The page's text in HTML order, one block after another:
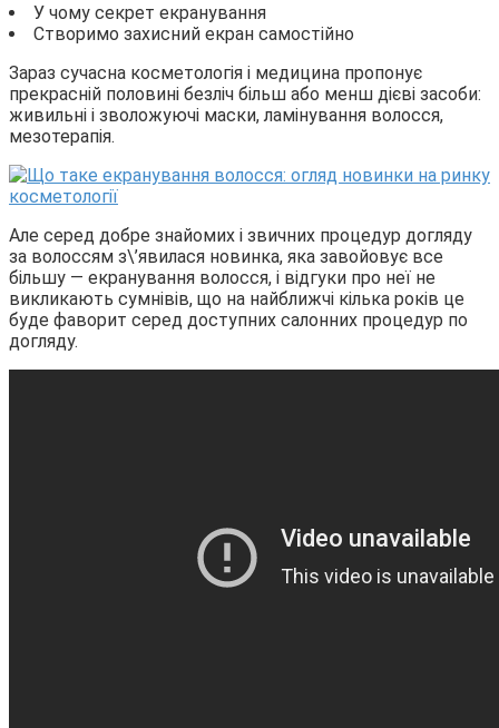
У чому секрет екранування
Створимо захисний екран самостійно
Зараз сучасна косметологія і медицина пропонує
прекрасній половині безліч більш або менш дієві засоби:
живильні і зволожуючі маски, ламінування волосся,
мезотерапія.
Але серед добре знайомих і звичних процедур догляду
за волоссям з\’явилася новинка, яка завойовує все
більшу — екранування волосся, і відгуки про неї не
викликають сумнівів, що на найближчі кілька років це
буде фаворит серед доступних салонних процедур по
догляду.